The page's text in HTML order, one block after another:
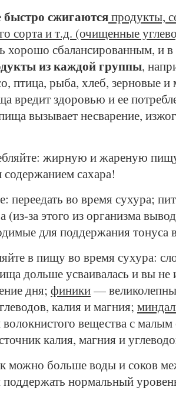
быстро сжигаютсяпродукты,
сорта и т.д. (очищенные
хорошо сбалансированным, и
из каждой группы,
птица, рыба, хлеб, зерновые
вредит здоровью и ее
вызывает несварение,
жирную и жареную
сахара!
переедать во время сухура;
(из-за этого из организма
для поддержания тонуса
в пищу во время сухура:
дольше усваивалась и вы не
дня; финики—
ка­лия и магния;
вещества с
калия, магния и
можно больше воды и соков
нормальный